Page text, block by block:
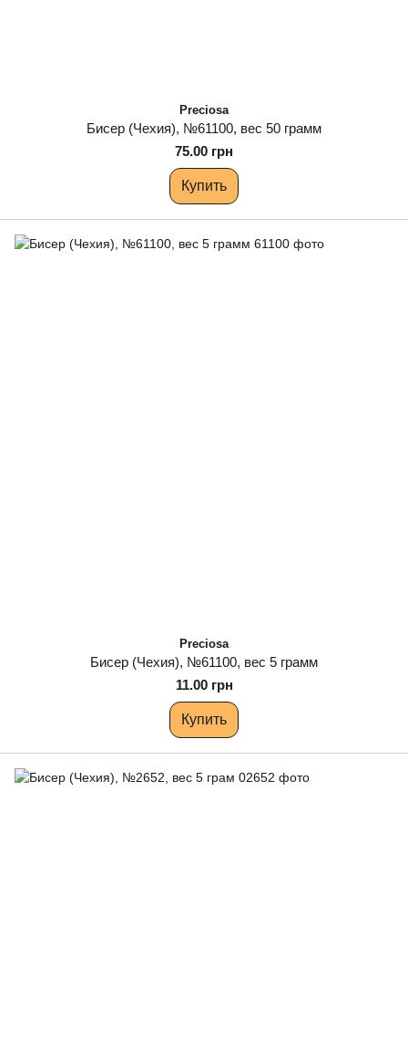
Preciosa
Бисер (Чехия), №61100, вес 50 грамм
75.00 грн
Купить
Preciosa
Бисер (Чехия), №61100, вес 5 грамм
11.00 грн
Купить